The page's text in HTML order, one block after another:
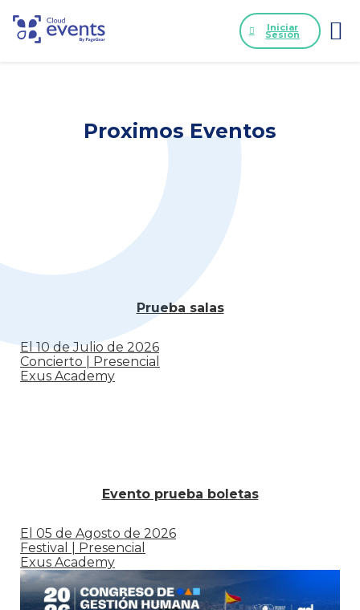
Iniciar
Sesión
Proximos Eventos
Prueba salas
El 10 de Julio de 2026
Concierto | Presencial
Exus Academy
Evento prueba boletas
El 05 de Agosto de 2026
Festival | Presencial
Exus Academy